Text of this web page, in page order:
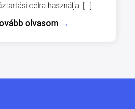
célra használja. […]
olvasom →